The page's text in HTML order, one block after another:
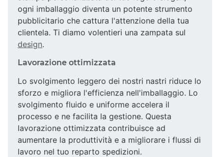
ogni imballaggio diventa un potente strumento
pubblicitario che cattura l'attenzione della tua
clientela. Ti diamo volentieri una zampata sul
design.
Lavorazione ottimizzata
Lo svolgimento leggero dei nostri nastri riduce lo
sforzo e migliora l'efficienza nell'imballaggio. Lo
svolgimento fluido e uniforme accelera il
processo e ne facilita la gestione. Questa
lavorazione ottimizzata contribuisce ad
aumentare la produttività e a migliorare i flussi di
lavoro nel tuo reparto spedizioni.